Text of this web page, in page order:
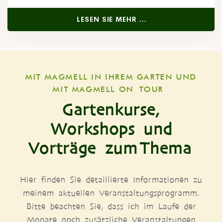
LESEN SIE MEHR …
MIT MAG­MELL IN IHREM GAR­TEN UND
MIT MAG­MELL ON TOUR
Gartenkurse,
Workshops und
Vorträge zum Thema
Hier fin­den Sie detail­lier­te Infor­ma­tio­nen zu
mei­nem aktu­el­len Ver­an­stal­tungs­pro­gramm.
Bit­te beach­ten Sie, dass ich im Lau­fe der
Mona­te noch zusätz­li­che Ver­an­stal­tun­gen